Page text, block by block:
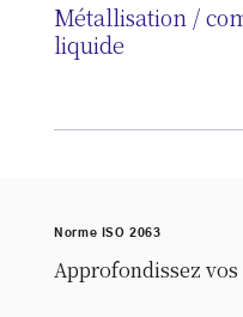
Métallisation /
liquide
Norme ISO 2063
Approfondissez